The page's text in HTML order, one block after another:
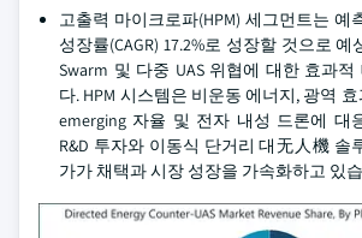
고출력 마이크로파(HPM) 세그먼트는 예
성장률(CAGR) 17.2%로 성장할 것으로
Swarm 및 다중 UAS 위협에 대한 효과
다. HPM 시스템은 비운동 에너지, 광역
emerging 자율 및 전자 내성 드론에 대
R&D 투자와 이동식 단거리 대无人機 솔
가가 채택과 시장 성장을 가속화하고 있